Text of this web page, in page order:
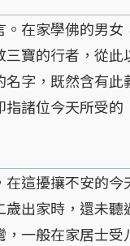
在家學佛的男女
寶的行者，從
字，既然含有
諸位今天所受的
這擾攘不安的今
出家時，還未
一般在家居士受